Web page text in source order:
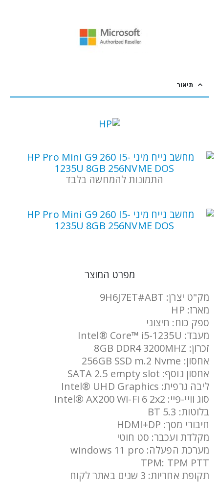
תיאור
התמונות להמחשה בלבד
מפרט המוצר
מק"ט יצרן: 9H6J7ET#ABT
מארז: HP
ספק כוח: חיצוני
מעבד: Intel® Core™ i5-1235U
זכרון: 8GB DDR4 3200MHZ
אחסון: 256GB SSD m.2 Nvme
אחסון נוסף: SATA 2.5 empty slot
ליבה גרפית: Intel® UHD Graphics
סוג וויי-פיי: Intel® AX200 Wi-Fi 6 2x2
בלוטות: BT 5.3
חיבורי מסך: HDMI+DP
מקלדת ועכבר: סט חוטי
מערכת הפעלה: windows 11 pro
TPM: TPM PTT
תקופת אחריות: 3 שנים באתר לקוח